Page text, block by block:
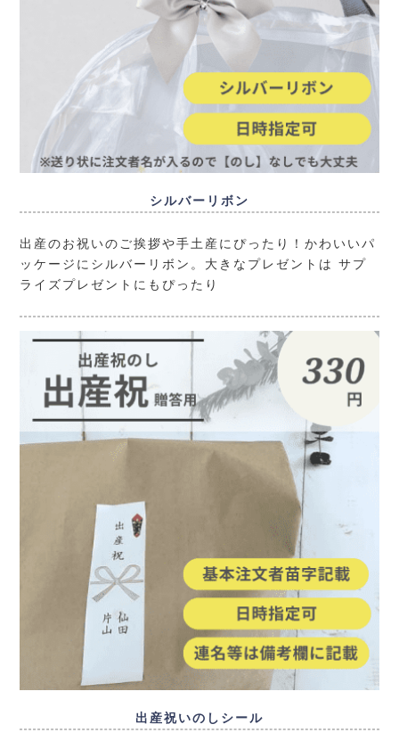
シルバーリボン
出産のお祝いのご挨拶や手土産にぴったり！かわいいパ
ッケージにシルバーリボン。大きなプレゼントは サプ
ライズプレゼントにもぴったり
出産祝いのしシール